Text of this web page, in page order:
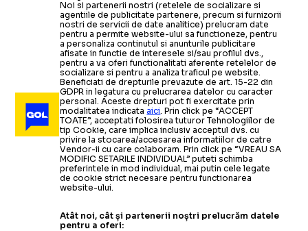
Noi si partenerii nostri (retelele de socializare si
agentiile de publicitate partenere, precum si furnizorii
nostri de servicii de date analitice) prelucram date
pentru a permite website-ului sa functioneze, pentru
a personaliza continutul si anunturile publicitare
afisate in functie de interesele si/sau profilul dvs.,
pentru a va oferi functionalitati aferente retelelor de
socializare si pentru a analiza traficul pe website.
Beneficiati de drepturile prevazute de art. 15-22 din
GDPR in legatura cu prelucrarea datelor cu caracter
personal. Aceste drepturi pot fi exercitate prin
modalitatea indicataaici. Prin click pe “ACCEPT
TOATE”, acceptati folosirea tuturor Tehnologiilor de
tip Cookie, care implica inclusiv acceptul dvs. cu
privire la stocarea/accesarea informatiilor de catre
Vendor-ii cu care colaboram. Prin click pe “VREAU SA
MODIFIC SETARILE INDIVIDUAL” puteti schimba
preferintele in mod individual, mai putin cele legate
de cookie strict necesare pentru functionarea
website-ului.
Atât noi, cât și partenerii noștri prelucrăm datele
pentru a oferi: